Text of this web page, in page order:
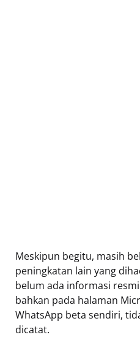
Meskipun begitu, masih
peningkatan lain yang
belum ada informasi
bahkan pada halaman
WhatsApp beta sendiri,
dicatat.